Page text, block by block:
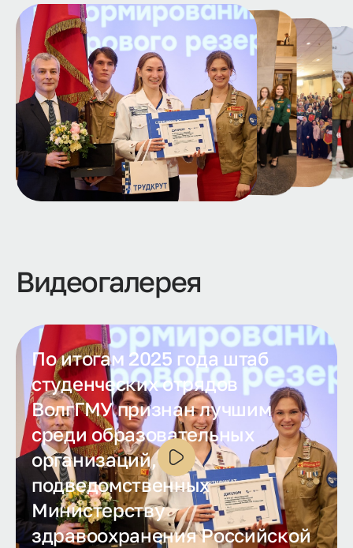
Видеогалерея
По итогам 2025 года штаб
студенческих отрядов
ВолгГМУ признан лучшим
среди образовательных
организаций,
подведомственных
Министерству
здравоохранения Российской